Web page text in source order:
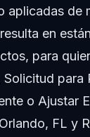
aplicadas de
en
para
para
o Ajustar
FL y